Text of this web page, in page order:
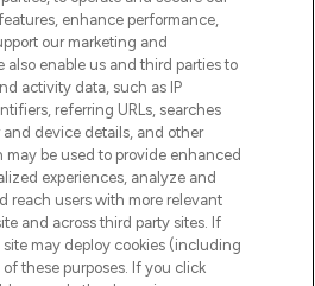
osobą, która dowie się o
od niszowych i
sezonowych trendach i
artykuły redakcyjne
Supplement.
na pliki cookie
or Share My Personal
Information
enhance performance,
our marketing and
enable us and third parties to
activity data, such as IP
referring URLs, searches
device details, and other
be used to provide enhanced
experiences, analyze and
reach users with more relevant
and across third party sites. If
site may deploy cookies (including
these purposes. If you click